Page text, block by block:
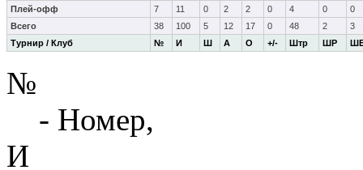
Турнир / Клуб № И Ш А О +/- Штр ШР
Плей-офф
7 11 0 2 2 0 4 0
0
Всего
38 100 5 12 17 0 48 2 3
№
- Номер,
И